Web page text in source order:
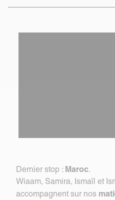
Dernier stop : Maroc.
Wiaam, Samira, Ismaïl et
accompagnent sur nos